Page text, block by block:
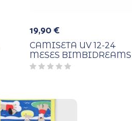
19,90€
CAMISETA UV 12-24
MESES BIMBIDREAMS